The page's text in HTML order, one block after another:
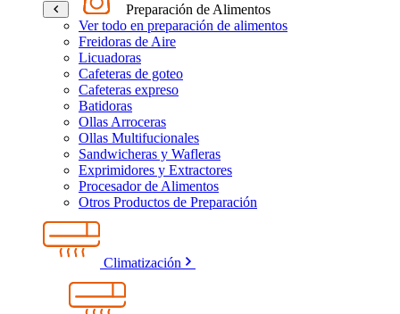
Preparación de Alimentos
Ver todo en preparación de alimentos
Freidoras de Aire
Licuadoras
Cafeteras de goteo
Cafeteras expreso
Batidoras
Ollas Arroceras
Ollas Multifucionales
Sandwicheras y Wafleras
Exprimidores y Extractores
Procesador de Alimentos
Otros Productos de Preparación
Climatización